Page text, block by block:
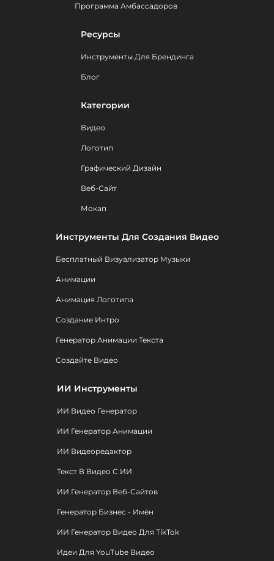
Программа Амбассадоров
Ресурсы
Инструменты Для Брендинга
Блог
Категории
Видео
Логотип
Графический Дизайн
Веб-Сайт
Мокап
Инструменты Для Создания Видео
Бесплатный Визуализатор Музыки
Анимации
Анимация Логотипа
Создание Интро
Генератор Анимации Текста
Создайте Видео
ИИ Инструменты
ИИ Видео Генератор
ИИ Генератор Анимации
ИИ Видеоредактор
Текст В Видео С ИИ
ИИ Генератор Веб-Сайтов
Генератор Бизнес - Имён
ИИ Генератор Видео Для TikTok
Идеи Для YouTube Видео